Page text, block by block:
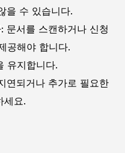
을 수 있습니다.
문서를 스캔하거나 신청
공해야 합니다.
유지합니다.
연되거나 추가로 필요한
세요.